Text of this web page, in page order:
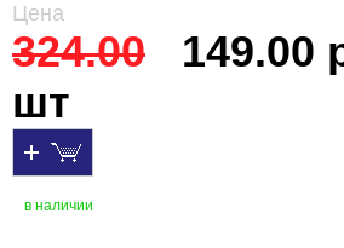
Цена
324.00
149.00
шт
в наличии